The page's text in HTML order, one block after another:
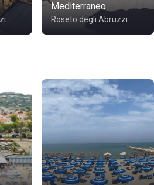
Mediterraneo
Roseto degli Abruzzi